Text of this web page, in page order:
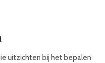
uitzichten bij het bepalen